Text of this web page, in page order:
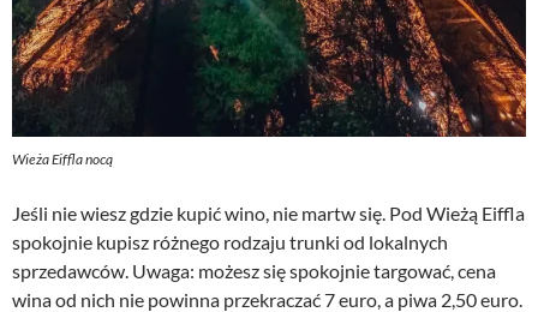
Wieża Eiffla nocą
Jeśli nie wiesz gdzie kupić wino, nie martw się. Pod Wieżą Eiffla
spokojnie kupisz różnego rodzaju trunki od lokalnych
sprzedawców. Uwaga: możesz się spokojnie targować, cena
wina od nich nie powinna przekraczać 7 euro, a piwa 2,50 euro.